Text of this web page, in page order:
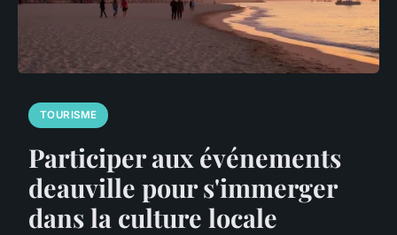
TOURISME
Participer aux événements
deauville pour s'immerger
dans la culture locale